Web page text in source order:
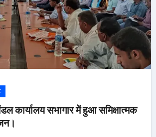
कार्यालय सभागार में हुआ समिक्षात्मक